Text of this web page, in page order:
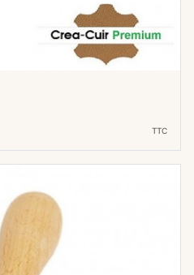
de créer des lignes
définies ainsi que des
des plis élégants.
en métal, souvent
et tranchante, montée
Sa lame peut
de cuir. L'outil permet
précises et
définissant ainsi des
emplacements pour
à la fois fonctionnalité
TTC